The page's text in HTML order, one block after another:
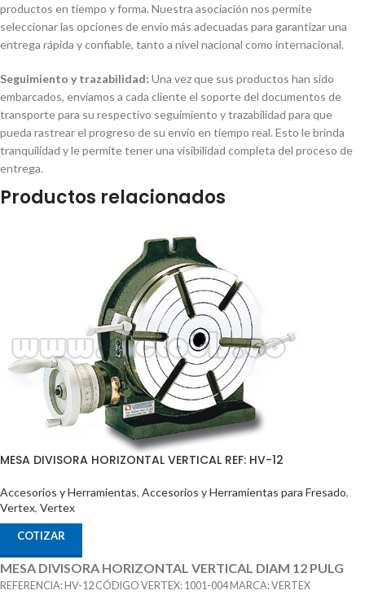
productos en tiempo y forma. Nuestra asociación nos permite
seleccionar las opciones de envío más adecuadas para garantizar una
entrega rápida y confiable, tanto a nivel nacional como internacional.
Seguimiento y trazabilidad: Una vez que sus productos han sido
embarcados, enviamos a cada cliente el soporte del documentos de
transporte para su respectivo seguimiento y trazabilidad para que
pueda rastrear el progreso de su envío en tiempo real. Esto le brinda
tranquilidad y le permite tener una visibilidad completa del proceso de
entrega.
Productos relacionados
MESA DIVISORA HORIZONTAL VERTICAL REF: HV-12
Accesorios y Herramientas, Accesorios y Herramientas para Fresado,
Vertex, Vertex
COTIZAR
MESA DIVISORA HORIZONTAL VERTICAL DIAM 12 PULG
REFERENCIA: HV-12 CÓDIGO VERTEX: 1001-004 MARCA: VERTEX